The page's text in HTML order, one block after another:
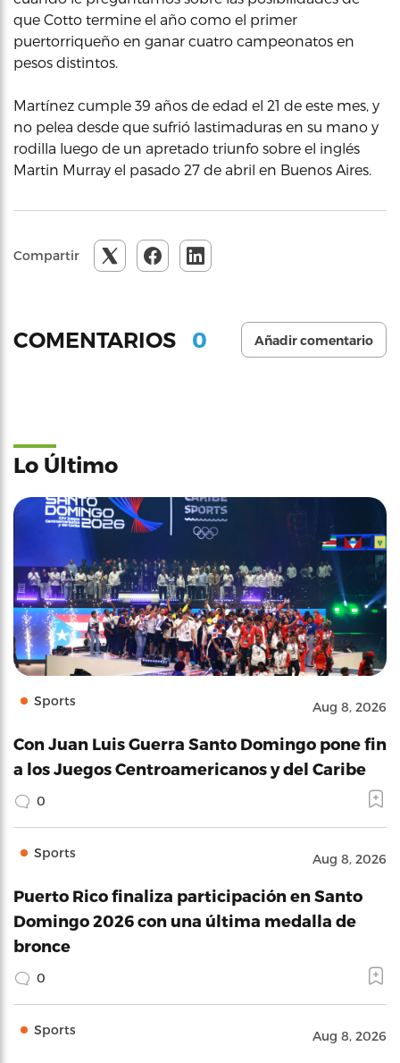
que Cotto termine el año como el primer
puertorriqueño en ganar cuatro campeonatos en
pesos distintos.
Martínez cumple 39 años de edad el 21 de este mes, y
no pelea desde que sufrió lastimaduras en su mano y
rodilla luego de un apretado triunfo sobre el inglés
Martin Murray el pasado 27 de abril en Buenos Aires.
Compartir
COMENTARIOS 0 Añadir comentario
Lo Último
Sports Aug 8, 2026
Con Juan Luis Guerra Santo Domingo pone fin
a los Juegos Centroamericanos y del Caribe
0
Sports Aug 8, 2026
Puerto Rico finaliza participación en Santo
Domingo 2026 con una última medalla de
bronce
0
Sports Aug 8, 2026